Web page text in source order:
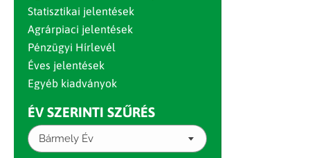
Statisztikai jelentések
Agrárpiaci jelentések
Pénzügyi Hírlevél
Éves jelentések
Egyéb kiadványok
ÉV SZERINTI SZŰRÉS
Bármely Év